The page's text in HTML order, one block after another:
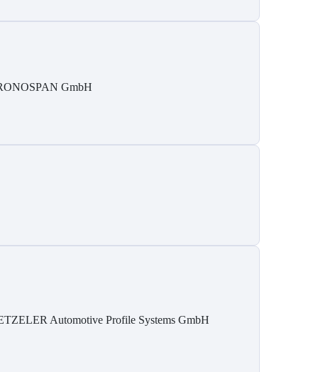
GmbH
Automotive Profile Systems GmbH